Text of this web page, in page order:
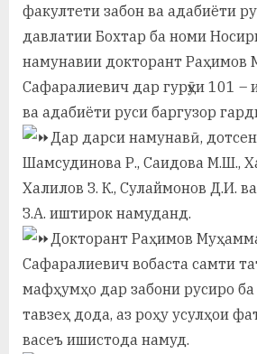
факултети забон ва адабиёти
давлатии Бохтар ба номи
намунавии докторант Раҳимов
Сафаралиевич дар гурӯҳи 101 –
ва адабиёти руси баргузор
Дар дарси намунавӣ,
Шамсудинова Р., Саидова М.Ш.,
Халилов З. К., Сулаймонов Д.И.
З.А. иштирок намуданд.
Докторант Раҳимов
Сафаралиевич вобаста самти
мафҳумҳо дар забони русиро ба
тавзеҳ дода, аз роҳу усулҳои
васеъ ишистода намуд.